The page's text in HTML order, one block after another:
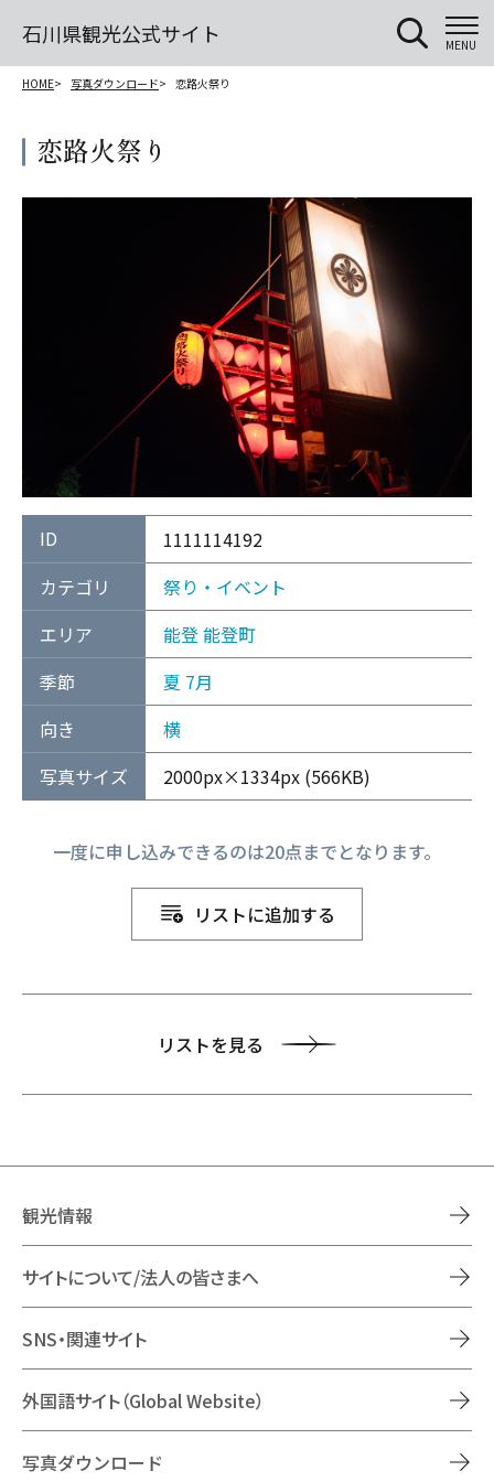
石川県観光公式サイト MENU
HOME 写真ダウンロード 恋路火祭り
恋路火祭り
ID
1111114192
カテゴリ
祭り・イベント
エリア
能登能登町
季節
夏 7月
向き
横
写真サイズ
2000px×1334px (566KB)
一度に申し込みできるのは20点までとなります。
リストに追加する
リストを見る
観光情報
サイトについて/法人の皆さまへ
SNS・関連サイト
外国語サイト（Global Website）
写真ダウンロード